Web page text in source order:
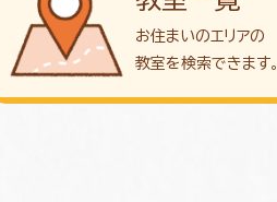
お住まいのエリアの
教室を検索できます。